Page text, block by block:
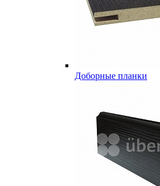
Доборные планки